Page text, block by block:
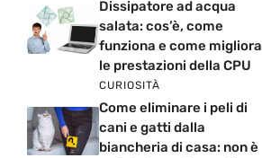
Dissipatore ad acqua
salata: cos’è, come
funziona e come migliora
le prestazioni della CPU
CURIOSITÀ
Come eliminare i peli di
cani e gatti dalla
biancheria di casa: non è